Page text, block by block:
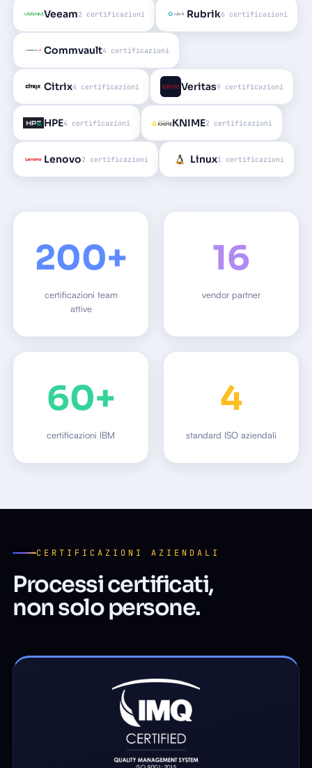
Veeam2 certificazioni Rubrik6 certificazioni
Commvault4 certificazioni
Citrix4 certificazioni Veritas9 certificazioni
HPE4 certificazioni KNIME2 certificazioni
Lenovo2 certificazioni Linux1 certificazioni
200+
certificazioni team
attive
16
vendor partner
60+
certificazioni IBM
4
standard ISO aziendali
CERTIFICAZIONI AZIENDALI
Processi certificati,
non solo persone.